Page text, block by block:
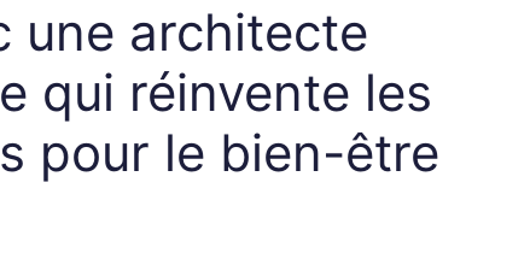
une architecte
qui réinvente les
pour le bien-être